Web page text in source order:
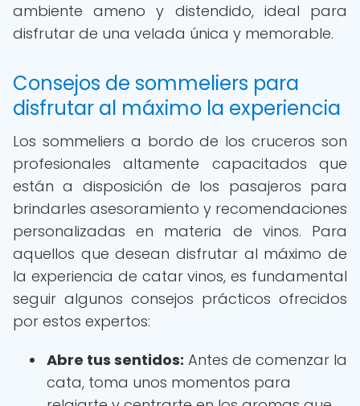
ambiente ameno y distendido, ideal para
disfrutar de una velada única y memorable.
Consejos de sommeliers para
disfrutar al máximo la experiencia
Los sommeliers a bordo de los cruceros son
profesionales altamente capacitados que
están a disposición de los pasajeros para
brindarles asesoramiento y recomendaciones
personalizadas en materia de vinos. Para
aquellos que desean disfrutar al máximo de
la experiencia de catar vinos, es fundamental
seguir algunos consejos prácticos ofrecidos
por estos expertos:
Abre tus sentidos: Antes de comenzar la
cata, toma unos momentos para